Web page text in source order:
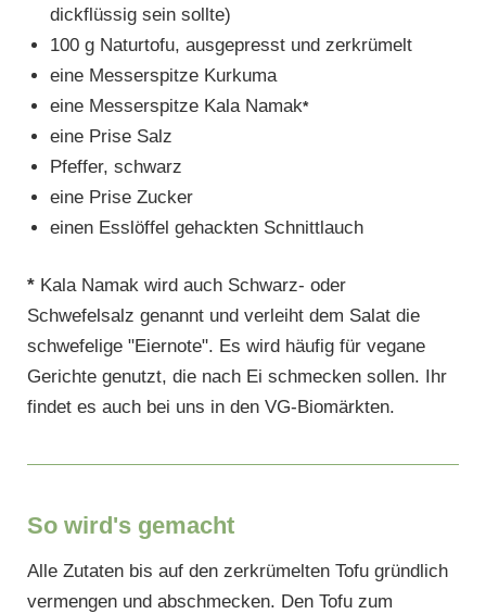
dickflüssig sein sollte)
100 g Naturtofu, ausgepresst und zerkrümelt
eine Messerspitze Kurkuma
eine Messerspitze Kala Namak*
eine Prise Salz
Pfeffer, schwarz
eine Prise Zucker
einen Esslöffel gehackten Schnittlauch
*Kala Namak wird auch Schwarz- oder
Schwefelsalz genannt und verleiht dem Salat die
schwefelige "Eiernote". Es wird häufig für vegane
Gerichte genutzt, die nach Ei schmecken sollen. Ihr
findet es auch bei uns in den VG-Biomärkten.
So wird's gemacht
Alle Zutaten bis auf den zerkrümelten Tofu gründlich
vermengen und abschmecken. Den Tofu zum